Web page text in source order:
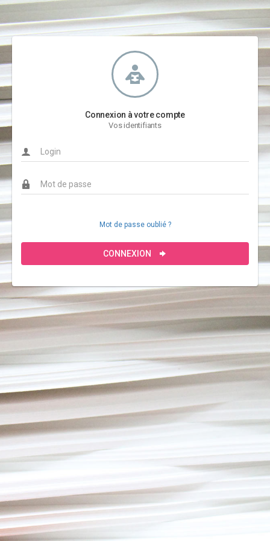
Connexion à votre compte
Vos identifiants
Mot de passe oublié ?
CONNEXION